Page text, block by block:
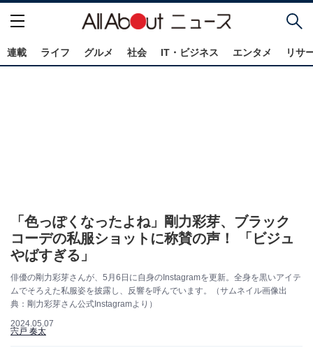
連載 ライフ グルメ 社会 IT・ビジネス エンタメ リサ
「色っぽくなったよね」剛力彩芽、ブラック
コーデの私服ショットに称賛の声！ 「ビジュ
やばすぎる」
俳優の剛力彩芽さんが、5月6日に自身のInstagramを更新。全身を黒いアイテ
ムでそろえた私服姿を披露し、反響を呼んでいます。（サムネイル画像出
典：剛力彩芽さん公式Instagramより）
2024.05.07
宍戸 奏太